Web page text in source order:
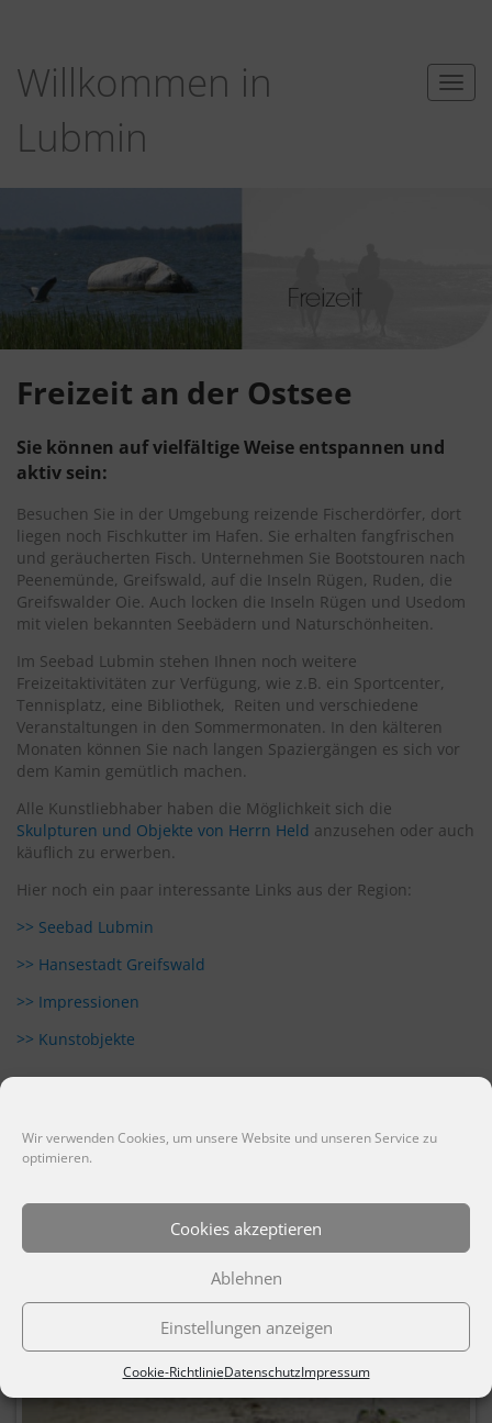
Wir verwenden Cookies, um unsere Website und unseren Service zu
optimieren.
Cookies akzeptieren
Ablehnen
Einstellungen anzeigen
Cookie-RichtlinieDatenschutzImpressum
Willkommen in
Lubmin
Freizeit an der Ostsee
Sie können auf vielfältige Weise entspannen und
aktiv sein:
Besuchen Sie in der Umgebung reizende Fischerdörfer, dort
liegen noch Fischkutter im Hafen. Sie erhalten fangfrischen
und geräucherten Fisch. Unternehmen Sie Bootstouren nach
Peenemünde, Greifswald, auf die Inseln Rügen, Ruden, die
Greifswalder Oie. Auch locken die Inseln Rügen und Usedom
mit vielen bekannten Seebädern und Naturschönheiten.
Im Seebad Lubmin stehen Ihnen noch weitere
Freizeitaktivitäten zur Verfügung, wie z.B. ein Sportcenter,
Tennisplatz, eine Bibliothek, Reiten und verschiedene
Veranstaltungen in den Sommermonaten. In den kälteren
Monaten können Sie nach langen Spaziergängen es sich vor
dem Kamin gemütlich machen.
Alle Kunstliebhaber haben die Möglichkeit sich die
Skulpturen und Objekte von Herrn Held anzusehen oder auch
käuflich zu erwerben.
Hier noch ein paar interessante Links aus der Region:
>> Seebad Lubmin
>> Hansestadt Greifswald
>> Impressionen
>> Kunstobjekte